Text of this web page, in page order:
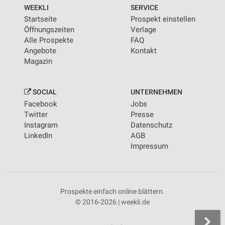
WEEKLI
Startseite
Öffnungszeiten
Alle Prospekte
Angebote
Magazin
SERVICE
Prospekt einstellen
Verlage
FAQ
Kontakt
SOCIAL
Facebook
Twitter
Instagram
LinkedIn
UNTERNEHMEN
Jobs
Presse
Datenschutz
AGB
Impressum
Prospekte einfach online blättern.
© 2016-2026 | weekli.de
von Inhalten
Verwendung von Profilen zur Auswahl
personalisierter Inhalte
Messung der Werbeleistung
Analyse von Zielgruppen durch Statistiken oder
Kombinationen von Daten aus verschiedenen
Quellen
Entwicklung und Verbesserung der Angebote
Verwendung genauer Standortdaten